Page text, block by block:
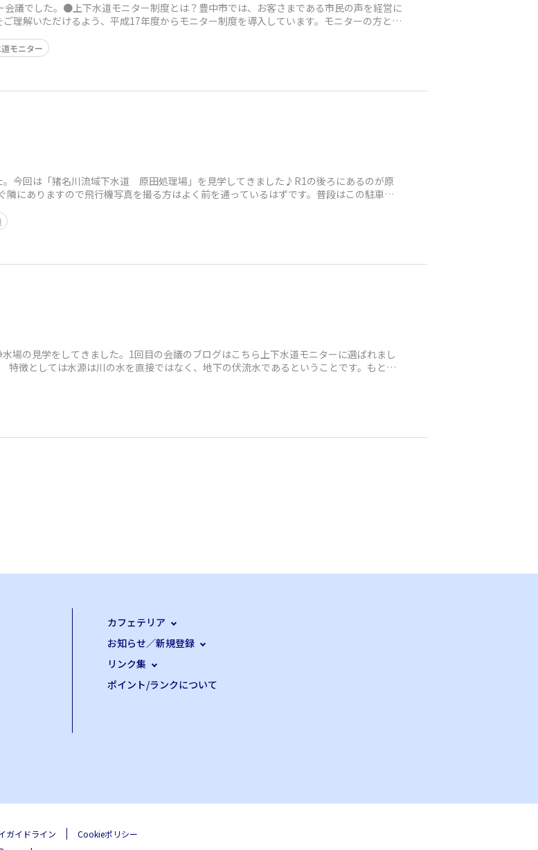
議でした。●上下水道モニター制度とは？豊中市では、お客さまである市民の声を経営に
理解いただけるよう、平成17年度からモニター制度を導入しています。モニターの方と職
道モニター
。今回は「猪名川流域下水道 原田処理場」を見学してきました♪R1の後ろにあるのが原
にありますので飛行機写真を撮る方はよく前を通っているはずです。普段はこの駐車場
場の見学をしてきました。1回目の会議のブログはこちら上下水道モニターに選ばれまし
徴としては水源は川の水を直接ではなく、地下の伏流水であるということです。もとも
カフェテリア
お知らせ／新規登録
リンク集
ポイント/ランクについて
ガイドライン
Cookieポリシー